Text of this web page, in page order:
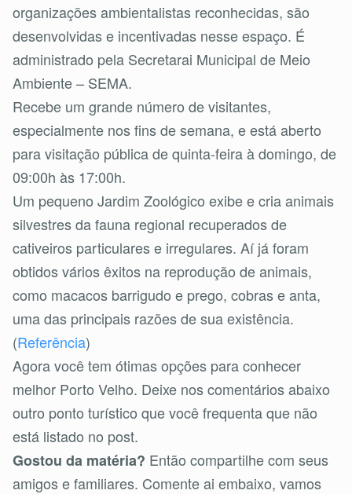
organizações ambientalistas reconhecidas, são
desenvolvidas e incentivadas nesse espaço. É
administrado pela Secretarai Municipal de Meio
Ambiente – SEMA.
Recebe um grande número de visitantes,
especialmente nos fins de semana, e está aberto
para visitação pública de quinta-feira à domingo, de
09:00h às 17:00h.
Um pequeno Jardim Zoológico exibe e cria animais
silvestres da fauna regional recuperados de
cativeiros particulares e irregulares. Aí já foram
obtidos vários êxitos na reprodução de animais,
como macacos barrigudo e prego, cobras e anta,
uma das principais razões de sua existência.
(Referência)
Agora você tem ótimas opções para conhecer
melhor Porto Velho. Deixe nos comentários abaixo
outro ponto turístico que você frequenta que não
está listado no post.
Gostou da matéria? Então compartilhe com seus
amigos e familiares. Comente ai embaixo, vamos